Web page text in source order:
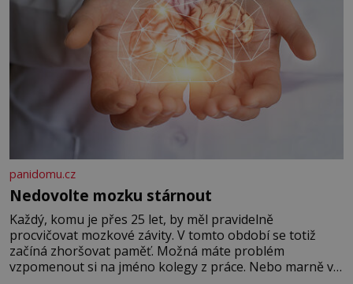
panidomu.cz
Nedovolte mozku stárnout
Každý, komu je přes 25 let, by měl pravidelně
procvičovat mozkové závity. V tomto období se totiž
začíná zhoršovat paměť. Možná máte problém
vzpomenout si na jméno kolegy z práce. Nebo marně v